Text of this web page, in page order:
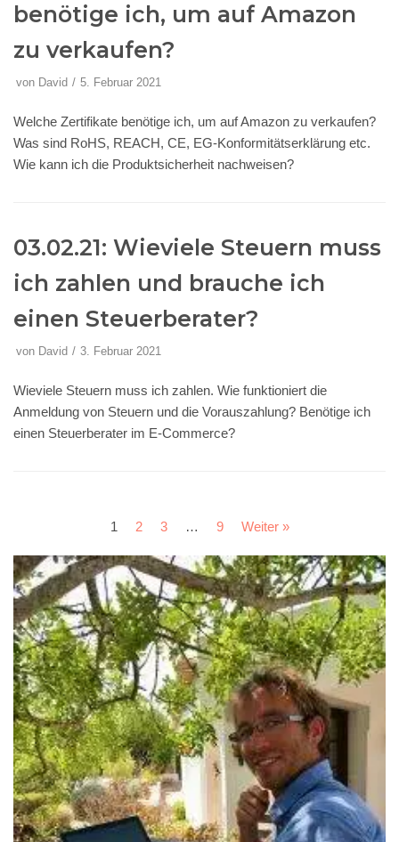
benötige ich, um auf Amazon
zu verkaufen?
von David 5. Februar 2021
Welche Zertifikate benötige ich, um auf Amazon zu verkaufen?
Was sind RoHS, REACH, CE, EG-Konformitätserklärung etc.
Wie kann ich die Produktsicherheit nachweisen?
03.02.21: Wieviele Steuern muss
ich zahlen und brauche ich
einen Steuerberater?
von David 3. Februar 2021
Wieviele Steuern muss ich zahlen. Wie funktioniert die
Anmeldung von Steuern und die Vorauszahlung? Benötige ich
einen Steuerberater im E-Commerce?
1 2 3 … 9 Weiter »